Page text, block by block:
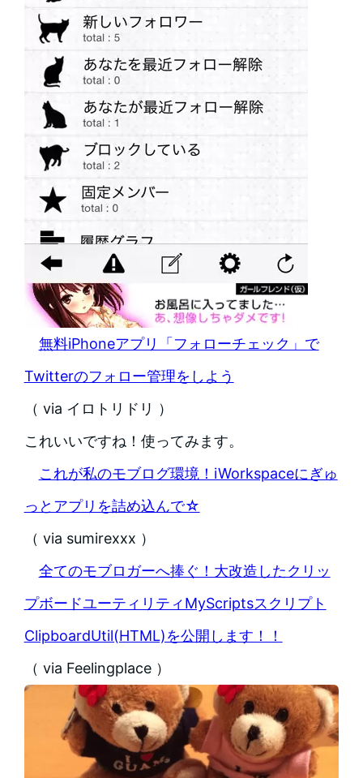
無料iPhoneアプリ「フォローチェック」で
Twitterのフォロー管理をしよう
（ via イロトリドリ ）
これいいですね！使ってみます。
これが私のモブログ環境！iWorkspaceにぎゅ
っとアプリを詰め込んで☆
（ via sumirexxx ）
全てのモブロガーへ捧ぐ！大改造したクリッ
プボードユーティリティMyScriptsスクリプト
ClipboardUtil(HTML)を公開します！！
（ via Feelingplace ）